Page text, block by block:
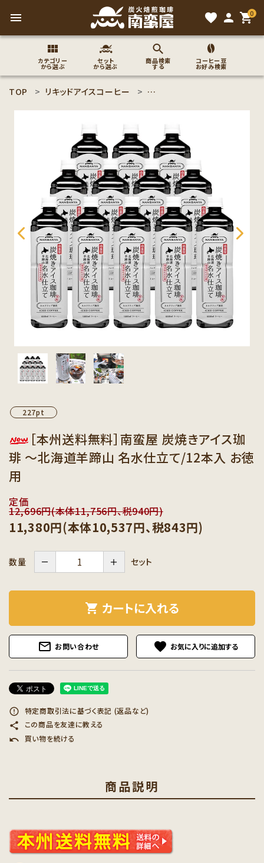
menu favorite person 0
shopping_cart
カテゴリー
から選ぶ
セット
から選ぶ
商品検索
する
コーヒー豆
お好み検索
ACCOUNT MENU
ようこそ ゲスト 様
ログイン person 新規会員登録
コーヒー豆のこだわり
コーヒー豆お好み検索
カテゴリーから探す
セット商品から探す
インフォメーション
TOP リキッドアイスコーヒー リキッドアイスコーヒーお徳用
227pt
［本州送料無料］南蛮屋 炭焼きアイス珈
琲 ～北海道羊蹄山 名水仕立て/12本入 お徳
用
定価
12,696円(本体11,756円、税940円)
11,380円(本体10,537円、税843円)
数量 － ＋ セット
shopping_cart カートに入れる
mail_outline お問い合わせ favorite
error_outline 特定商取引法に基づく表記 (返品など)
share この商品を友達に教える
undo 買い物を続ける
商品説明